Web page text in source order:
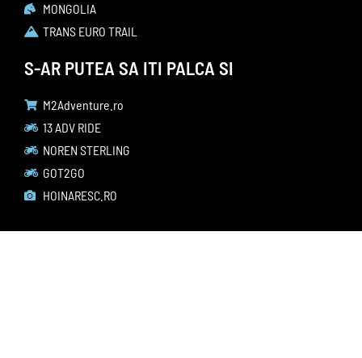
MONGOLIA
TRANS EURO TRAIL
S-AR PUTEA SA ITI PALCA SI
M2Adventure.ro
13 ADV RIDE
NOREN STERLING
GOT2GO
HOINARESC.RO